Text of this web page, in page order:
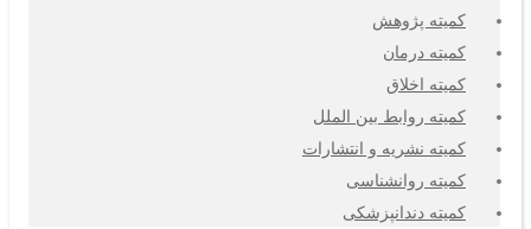
کمیته پژوهش
کمیته درمان
کمیته اخلاق
کمیته روابط بین الملل
کمیته نشریه و انتشارات
کمیته روانشناسی
کمیته دندانپزشکی